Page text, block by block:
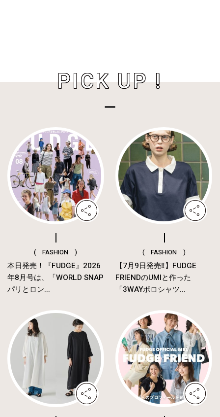
PICK UP !
( FASHION )
本日発売！『FUDGE』2026
年8月号は、「WORLD SNAP
パリとロン...
( FASHION )
【7月9日発売‼︎】FUDGE
FRIENDのUMIと作った
「3WAYポロシャツ...